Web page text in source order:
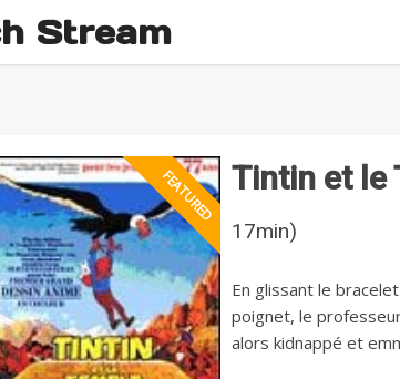
Stream
Tintin et le
17min)
En glissant le
poignet, le
alors kidnappé et